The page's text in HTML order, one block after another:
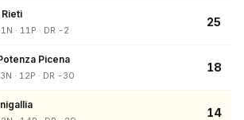
· 11P · DR -2
25
Picena
· 12P · DR -30
18
14